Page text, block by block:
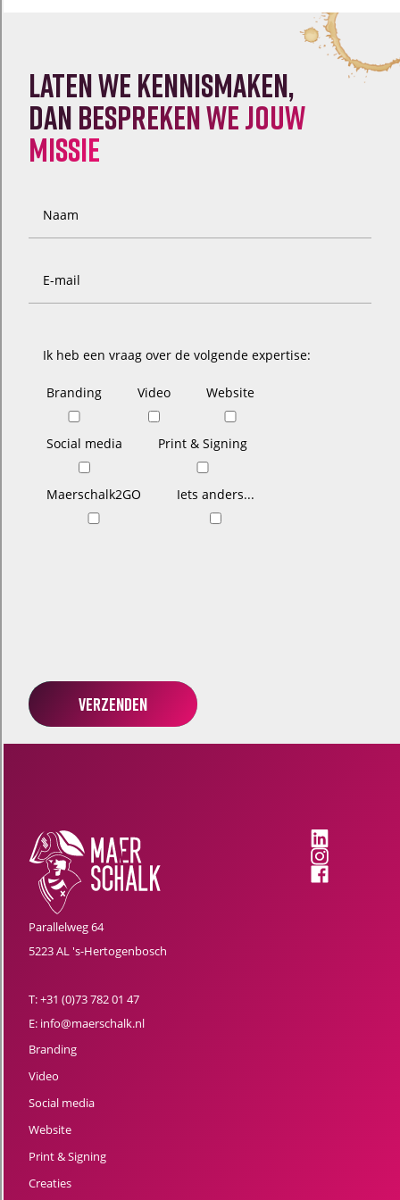
Laten we kennismaken,
dan bespreken we jouw
missie
Naam
E-mail
Ik heb een vraag over de volgende expertise:
Branding Video Website
Social media Print & Signing
Maerschalk2GO Iets anders...
Verzenden
Parallelweg 64
5223 AL 's-Hertogenbosch
T:+31 (0)73 782 01 47
E: info@maerschalk.nl
Branding
Video
Social media
Website
Print & Signing
Creaties